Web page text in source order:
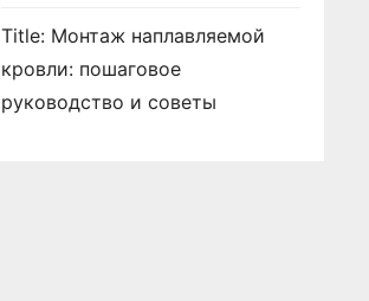
Title: Монтаж наплавляемой
кровли: пошаговое
руководство и советы